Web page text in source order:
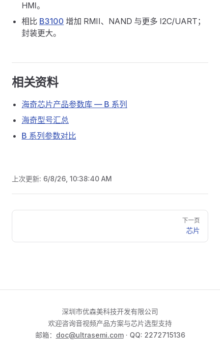
HMI。
相比 B3100 增加 RMII、NAND 与更多 I2C/UART；
封装更大。
相关资料
海奇芯片产品参数库 — B 系列
海奇型号汇总
B 系列参数对比
上次更新: 6/8/26, 10:38:40 AM
Pager
下一页
芯片
深圳市优森美科技开发有限公司
欢迎咨询音视频产品方案与芯片选型支持
邮箱： doc@ultrasemi.com· QQ: 2272715136